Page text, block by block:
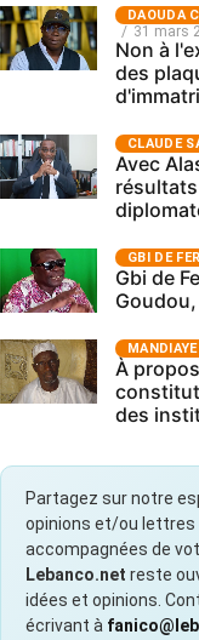
‎DAOUDA
31 mars
Non à
des
CLAUDE
Avec
GBI DE FER
Gbi de
Goudou,
À
des
Partagez sur notre
opinions et/ou lettres
accompagnées de
Lebanco.net reste
idées et opinions.
écrivant à